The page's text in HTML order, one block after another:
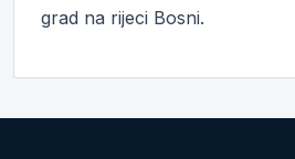
grad na rijeci Bosni.